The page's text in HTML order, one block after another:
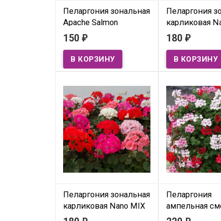
Пеларгония зональная
Apache Salmon
(семена 5 шт.)
В наличии
Pelargonium hortorum
150₽
Пеларгония
карликовая
Scarlet
В наличии
Pelargonium
180 ₽
Пеларгония зональная
карликовая Nano MIX
(семена 5 шт.)
Пеларгония
ампельная
цветов